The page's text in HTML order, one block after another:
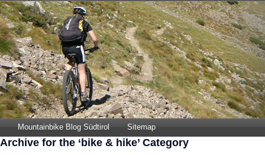
Mountainbike Blog Südtirol Sitemap
Archive for the ‘bike & hike’ Category